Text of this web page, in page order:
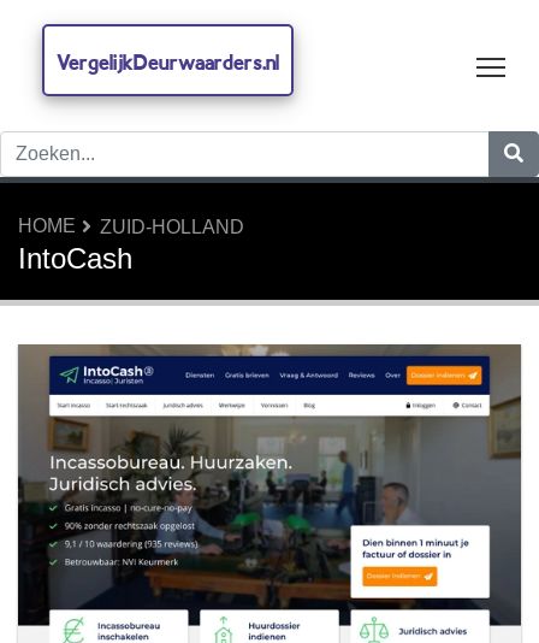
VergelijkDeurwaarders.nl
HOME ZUID-HOLLAND
IntoCash